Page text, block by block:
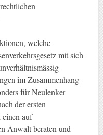
welche
mit sich
im Zusammenhang
für Neulenker
der ersten
auf
Anwalt beraten und